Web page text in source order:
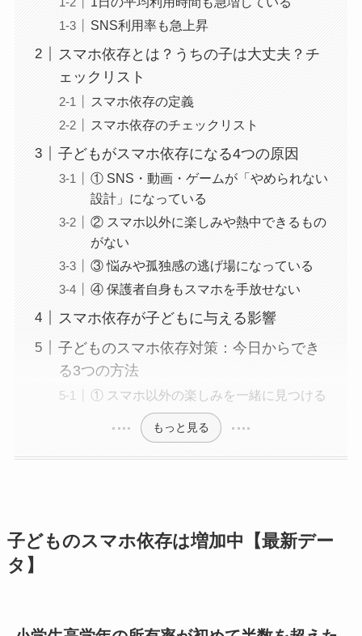
SNS利用率も急上昇
スマホ依存とは？うちの子は大丈夫？チ
ェックリスト
スマホ依存の定義
スマホ依存のチェックリスト
子どもがスマホ依存になる4つの原因
① SNS・動画・ゲームが「やめられない
設計」になっている
② スマホ以外に楽しみや熱中できるもの
がない
③ 悩みや孤独感の逃げ場になっている
④ 保護者自身もスマホを手放せない
スマホ依存が子どもに与える影響
子どものスマホ依存対策：今日からでき
る3つの方法
① スマホ以外の楽しみを一緒に見つける
もっと見る
子どものスマホ依存は増加中【最新デー
タ】